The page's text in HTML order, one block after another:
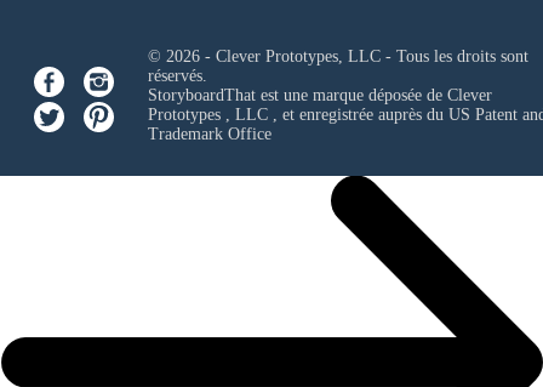
© 2026 - Clever Prototypes, LLC - Tous les droits sont
réservés.
StoryboardThat est une marque déposée de Clever
Prototypes , LLC, et enregistrée auprès du US Patent
Trademark Office